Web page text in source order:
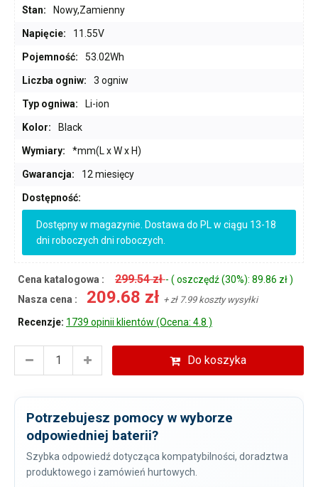
Stan: Nowy,Zamienny
Napięcie: 11.55V
Pojemność: 53.02Wh
Liczba ogniw: 3 ogniw
Typ ogniwa: Li-ion
Kolor: Black
Wymiary: *mm(L x W x H)
Gwarancja: 12 miesięcy
Dostępność:
Dostępny w magazynie. Dostawa do PL w ciągu 13-18
dni roboczych dni roboczych.
Cena katalogowa : 299.54 zł- ( oszczędź (30%): 89.86 zł )
Nasza cena :
209.68 zł + zł 7.99 koszty wysyłki
Recenzje: 1739 opinii klientów (Ocena: 4.8 )
Do koszyka
Potrzebujesz pomocy w wyborze
odpowiedniej baterii?
Szybka odpowiedź dotycząca kompatybilności, doradztwa
produktowego i zamówień hurtowych.